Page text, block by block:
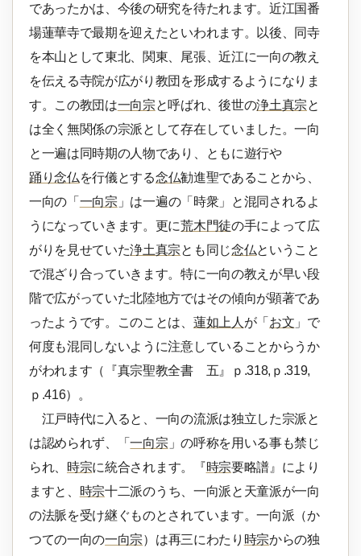
であったかは、今後の研究を待たれます。近江国番
場蓮華寺で最期を迎えたといわれます。以後、同寺
を本山として東北、関東、尾張、近江に一向の教え
を伝える寺院が広がり教団を形成するようになりま
す。この教団は一向宗と呼ばれ、後世の浄土真宗と
は全く無関係の宗派として存在していました。一向
と一遍は同時期の人物であり、ともに遊行や
踊り念仏を行儀とする念仏勧進聖であることから、
一向の「 一向宗」は一遍の「時衆」と混同されるよ
うになっていきます。更に荒木門徒の手によって広
がりを見せていた浄土真宗とも同じ念仏ということ
で混ざり合っていきます。特に一向の教えが早い段
階で広がっていた北陸地方ではその傾向が顕著であ
ったようです。このことは、 蓮如上人 が「 お文 」で
何度も混同しないように注意していることからうか
がわれます（『真宗聖教全書 五』ｐ.318,ｐ.319,
ｐ.416）。
江戸時代に入ると、一向の流派は独立した宗派と
は認められず、「一向宗」の呼称を用いる事も禁じ
られ、 時宗に統合されます。『時宗要略譜』により
ますと、 時宗十二派のうち、一向派と天童派が一向
の法脈を受け継ぐものとされています。一向派（か
つての一向の一向宗）は再三にわたり 時宗からの独